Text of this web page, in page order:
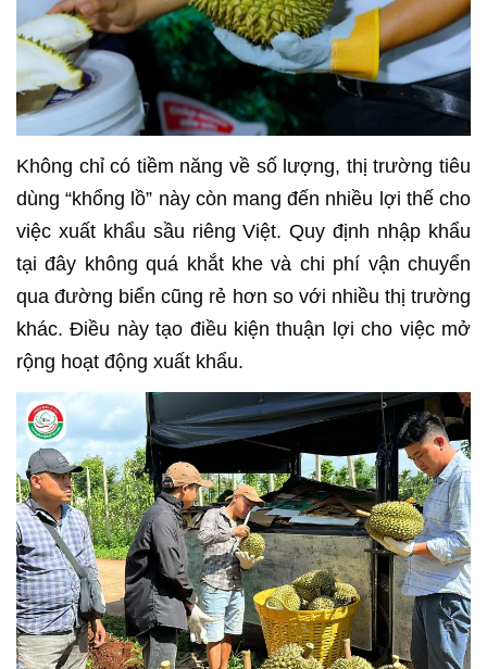
Không chỉ có tiềm năng về số lượng, thị trường tiêu
dùng “khổng lồ” này còn mang đến nhiều lợi thế cho
việc xuất khẩu sầu riêng Việt. Quy định nhập khẩu
tại đây không quá khắt khe và chi phí vận chuyển
qua đường biển cũng rẻ hơn so với nhiều thị trường
khác. Điều này tạo điều kiện thuận lợi cho việc mở
rộng hoạt động xuất khẩu.